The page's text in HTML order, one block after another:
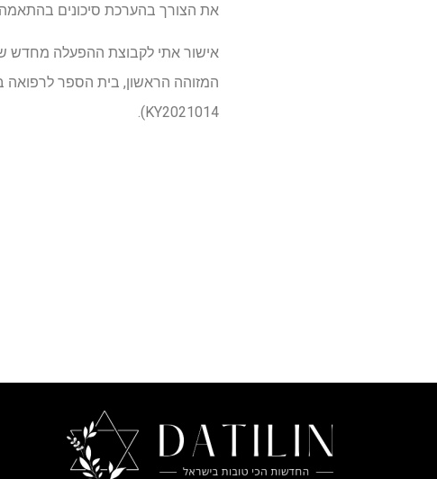
את הצורך בהערכת סיכונים בהתאמה
KY2021014).